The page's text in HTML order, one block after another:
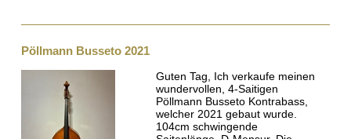
Pöllmann Busseto 2021
Guten Tag, Ich verkaufe meinen
wundervollen, 4-Saitigen
Pöllmann Busseto Kontrabass,
welcher 2021 gebaut wurde.
104cm schwingende